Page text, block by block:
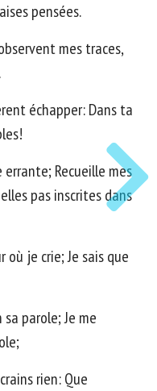
pensées.
mes traces,
échapper: Dans ta
Recueille mes
pas inscrites dans
où je crie; Je sais que
parole; Je me
rien: Que